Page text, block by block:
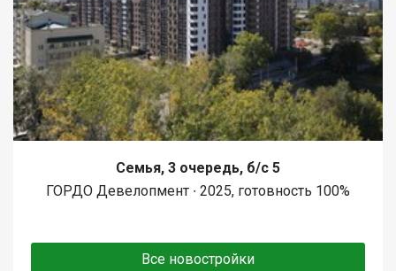
Семья, 3 очередь, б/с 5
ГОРДО Девелопмент ∙ 2025, готовность 100%
Все новостройки